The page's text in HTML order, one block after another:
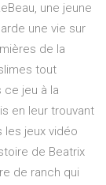
une jeune
une vie sur
de la
tout
ce jeu à la
en leur trouvant
les jeux vidéo
de Beatrix
de ranch qui